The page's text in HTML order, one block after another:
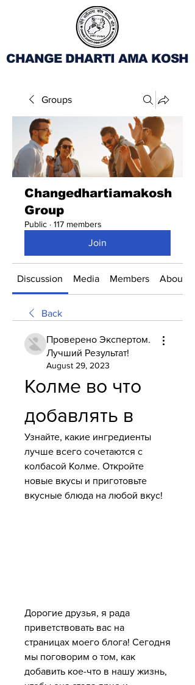
CHANGE DHARTI AMA KOSH
Groups
Changedhartiamakosh
Group
Public · 117 members
Join
Discussion Media Members About
Back
Проверено Экспертом.
Лучший Результат!
August 29, 2023
Колме во что
добавлять в
Узнайте, какие ингредиенты
лучше всего сочетаются с
колбасой Колме. Откройте
новые вкусы и приготовьте
вкусные блюда на любой вкус!
Дорогие друзья, я рада
приветствовать вас на
страницах моего блога! Сегодня
мы поговорим о том, как
добавить кое-что в нашу жизнь,